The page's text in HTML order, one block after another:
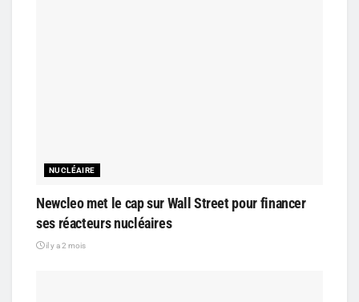
NUCLÉAIRE
Newcleo met le cap sur Wall Street pour financer
ses réacteurs nucléaires
il y a 2 mois